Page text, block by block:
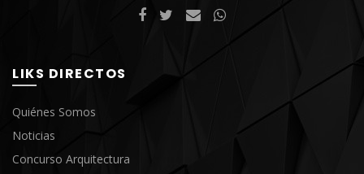
LIKS DIRECTOS
Quiénes Somos
Noticias
Concurso Arquitectura